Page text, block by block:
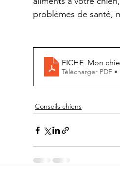
problèmes de santé,
FICHE_Mon
Télécharger PDF •
Conseils chiens